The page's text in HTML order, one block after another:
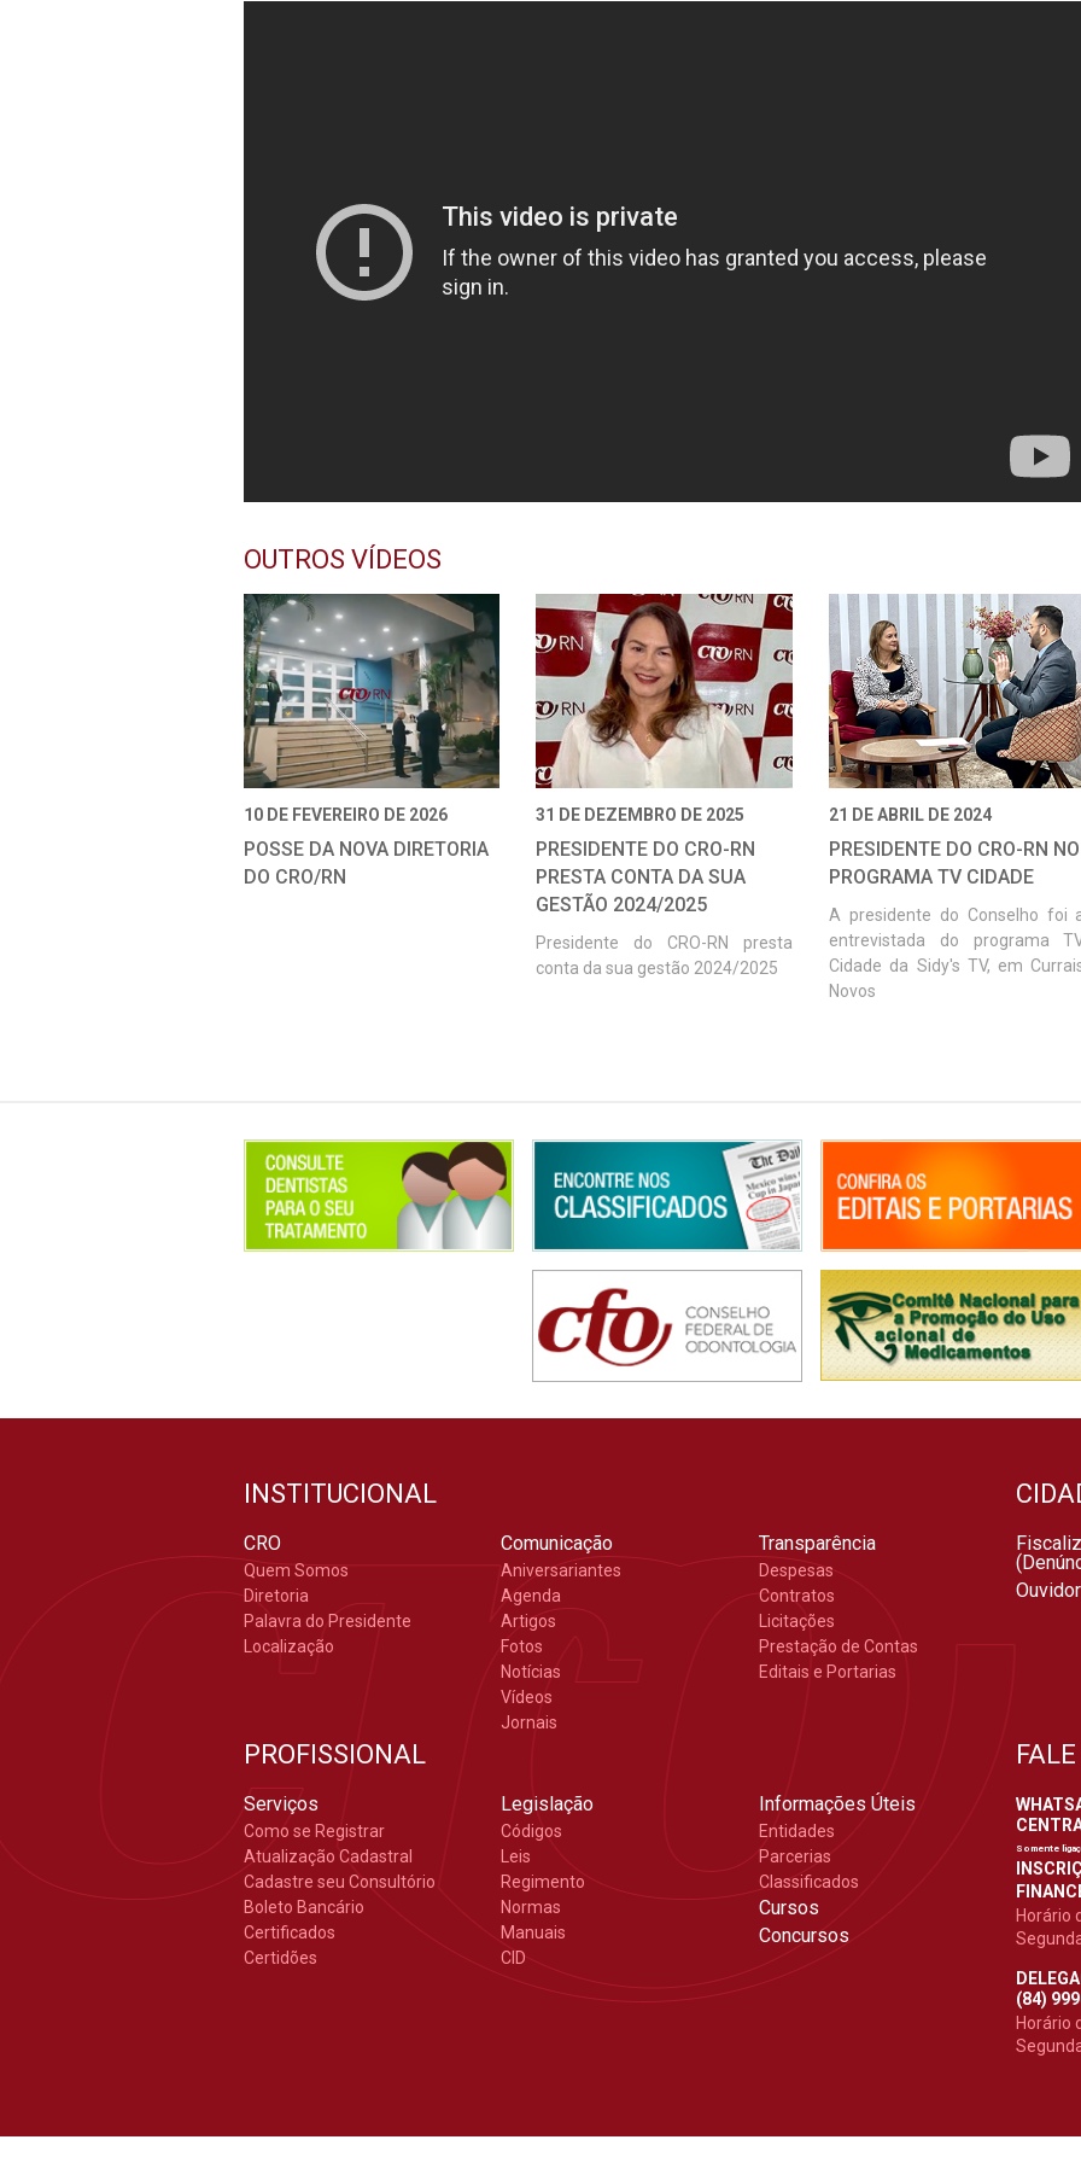
OUTROS VÍDEOS
10 DE FEVEREIRO DE 2026
POSSE DA NOVA DIRETORIA
DO CRO/RN
31 DE DEZEMBRO DE 2025
PRESIDENTE DO CRO-RN
PRESTA CONTA DA SUA
GESTÃO 2024/2025
Presidente do CRO-RN presta
conta da sua gestão 2024/2025
21 DE ABRIL DE 2024
PRESIDENTE DO CRO-RN NO
PROGRAMA TV CIDADE
A presidente do Conselho foi
entrevistada do programa
Cidade da Sidy's TV, em
Novos
INSTITUCIONAL
CRO
Quem Somos
Diretoria
Palavra do Presidente
Localização
Comunicação
Aniversariantes
Agenda
Artigos
Fotos
Notícias
Vídeos
Jornais
Transparência
Despesas
Contratos
Licitações
Prestação de Contas
Editais e Portarias
PROFISSIONAL
Serviços
Como se Registrar
Atualização Cadastral
Cadastre seu Consultório
Boleto Bancário
Certificados
Certidões
Legislação
Códigos
Leis
Regimento
Normas
Manuais
CID
Informações Úteis
Entidades
Parcerias
Classificados
Cursos
Concursos
Somente
Horário
(84)
Horário